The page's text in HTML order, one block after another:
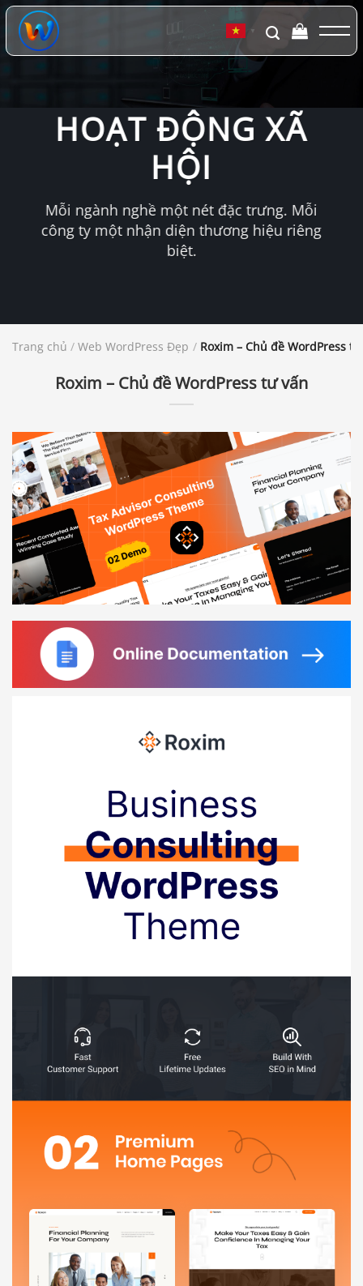
Chuyển
đến
dung
▼
HOẠT ĐỘNG XÃ
HỘI
Mỗi ngành nghề một nét đặc trưng. Mỗi
công ty một nhận diện thương hiệu riêng
biệt.
Trang chủ / Web WordPress Đẹp / Roxim – Chủ đề WordPress
Roxim – Chủ đề WordPress tư vấn